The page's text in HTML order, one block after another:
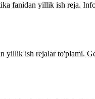
fanidan yillik ish reja.
yillik ish rejalar